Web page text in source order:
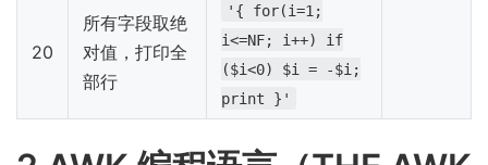
20
所有字段取绝
对值，打印全
部行
'{ for(i=1;
i<=NF; i++) if
($i<0) $i = -$i;
print }'